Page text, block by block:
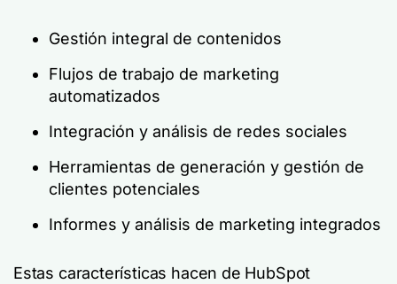
Gestión integral de contenidos
Flujos de trabajo de marketing
automatizados
Integración y análisis de redes sociales
Herramientas de generación y gestión de
clientes potenciales
Informes y análisis de marketing integrados
Estas características hacen de HubSpot